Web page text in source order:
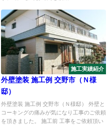
施工実績紹介
外壁塗装 施工例 交野市（Ｎ様
邸）
外壁塗装 施工例 交野市（Ｎ様邸） 外壁と
コーキングの痛みが気になり工事のご依頼
を頂きました。 施工前 工事をご依頼頂い